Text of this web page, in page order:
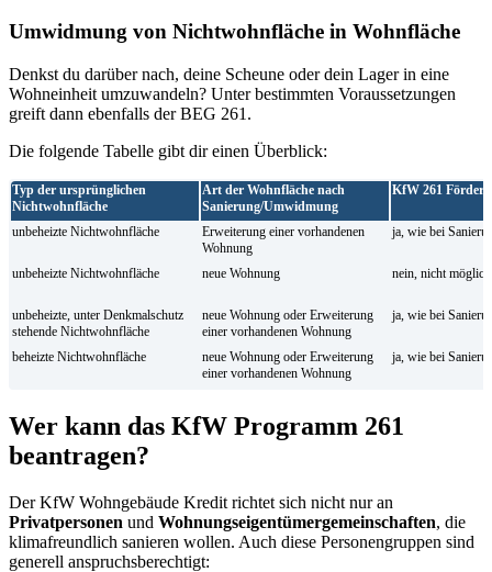
Umwidmung von Nichtwohnfläche in Wohnfläche
Denkst du darüber nach, deine Scheune oder dein Lager in eine
Wohneinheit umzuwandeln? Unter bestimmten Voraussetzungen
greift dann ebenfalls der BEG 261.
Die folgende Tabelle gibt dir einen Überblick:
Typ der ursprünglichen
Nichtwohnfläche
Art der Wohnfläche nach
Sanierung/Umwidmung
KfW 261
unbeheizte Nichtwohnfläche
Erweiterung einer vorhandenen
Wohnung
ja, wie bei
unbeheizte Nichtwohnfläche neue Wohnung nein, nicht möglich
unbeheizte, unter Denkmalschutz
stehende Nichtwohnfläche
neue Wohnung oder Erweiterung
einer vorhandenen Wohnung
ja, wie bei
beheizte Nichtwohnfläche
neue Wohnung oder Erweiterung
einer vorhandenen Wohnung
ja, wie bei
Wer kann das KfW Programm 261
beantragen?
Der KfW Wohngebäude Kredit richtet sich nicht nur an
Privatpersonen und Wohnungseigentümergemeinschaften, die
klimafreundlich sanieren wollen. Auch diese Personengruppen sind
generell anspruchsberechtigt: